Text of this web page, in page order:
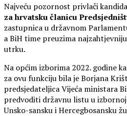
Najveću pozornost privlači
za hrvatsku članicu
zastupnica u državnom
a BiH time preuzima
utrku.
Na općim izborima 2022. godine
za ovu funkciju bila je Borjana
predsjedateljica Vijeća ministara
predvoditi državnu listu u
Unsko-sansku i Hercegbosansku